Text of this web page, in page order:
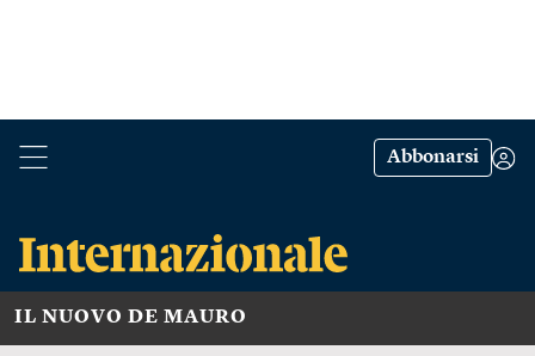
Abbonarsi
IL NUOVO DE MAURO